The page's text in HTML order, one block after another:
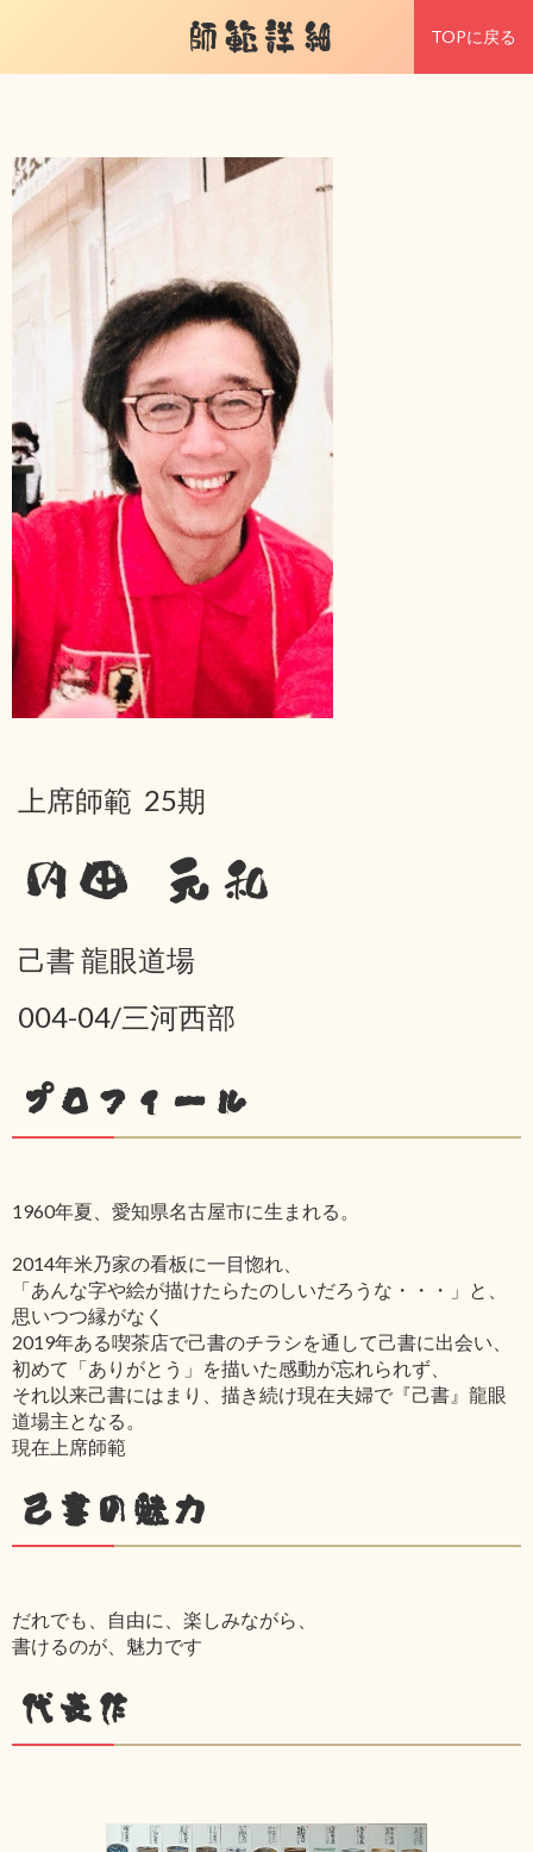
師範詳細 TOPに戻る
上席師範 25期
内田 元和
己書 龍眼道場
004-04/三河西部
プロフィール
1960年夏、愛知県名古屋市に生まれる。
2014年米乃家の看板に一目惚れ、
「あんな字や絵が描けたらたのしいだろうな・・・」と、
思いつつ縁がなく
2019年ある喫茶店で己書のチラシを通して己書に出会い、
初めて「ありがとう」を描いた感動が忘れられず、
それ以来己書にはまり、描き続け現在夫婦で『己書』龍眼
道場主となる。
現在上席師範
己書の魅力
だれでも、自由に、楽しみながら、
書けるのが、魅力です
代表作